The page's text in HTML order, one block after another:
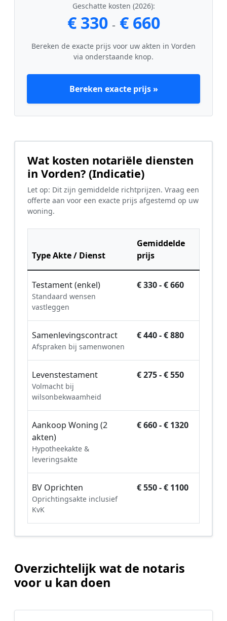
Geschatte kosten (2026):
€ 330 - € 660
Bereken de exacte prijs voor uw akten in Vorden
via onderstaande knop.
Bereken exacte prijs »
Wat kosten notariële diensten
in Vorden? (Indicatie)
Let op: Dit zijn gemiddelde richtprijzen. Vraag een
offerte aan voor een exacte prijs afgestemd op uw
woning.
Type Akte / Dienst
Gemiddelde
prijs
Testament (enkel)
Standaard wensen
vastleggen
€ 330 - € 660
Samenlevingscontract
Afspraken bij samenwonen
€ 440 - € 880
Levenstestament
Volmacht bij
wilsonbekwaamheid
€ 275 - € 550
Aankoop Woning (2
akten)
Hypotheekakte &
leveringsakte
€ 660 - € 1320
BV Oprichten
Oprichtingsakte inclusief
KvK
€ 550 - € 1100
Overzichtelijk wat de notaris
voor u kan doen